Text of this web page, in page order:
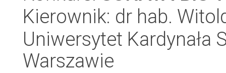
Kierownik: dr hab.
Uniwersytet Kardynała
Warszawie